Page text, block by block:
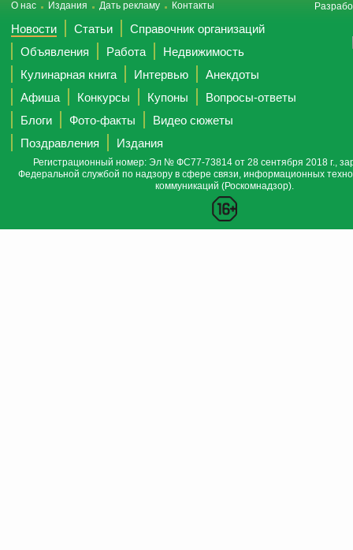
О нас Издания Дать рекламу Контакты
Новости Статьи
Справочник организаций
Объявления
Работа
Недвижимость
Кулинарная книга
Интервью
Анекдоты
Афиша
Конкурсы Купоны
Вопросы-ответы
Блоги
Фото-факты
Видео сюжеты
Поздравления
Издания
Регистрационный номер: Эл № ФС77-73814 от 28 сентября 2018 г.,
Федеральной службой по надзору в сфере связи, информационных
коммуникаций (Роскомнадзор).